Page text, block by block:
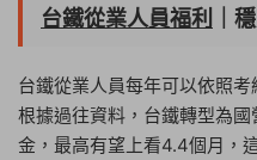
台鐵從業人員福利 ｜
台鐵從業人員每年可以依照
根據過往資料，台鐵轉型為
金，最高有望上看4.4個月，